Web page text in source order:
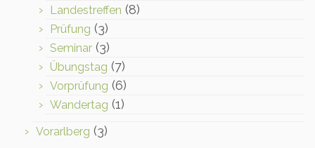
Landestreffen (8)
Prüfung (3)
Seminar (3)
Übungstag (7)
Vorprüfung (6)
Wandertag (1)
Vorarlberg (3)